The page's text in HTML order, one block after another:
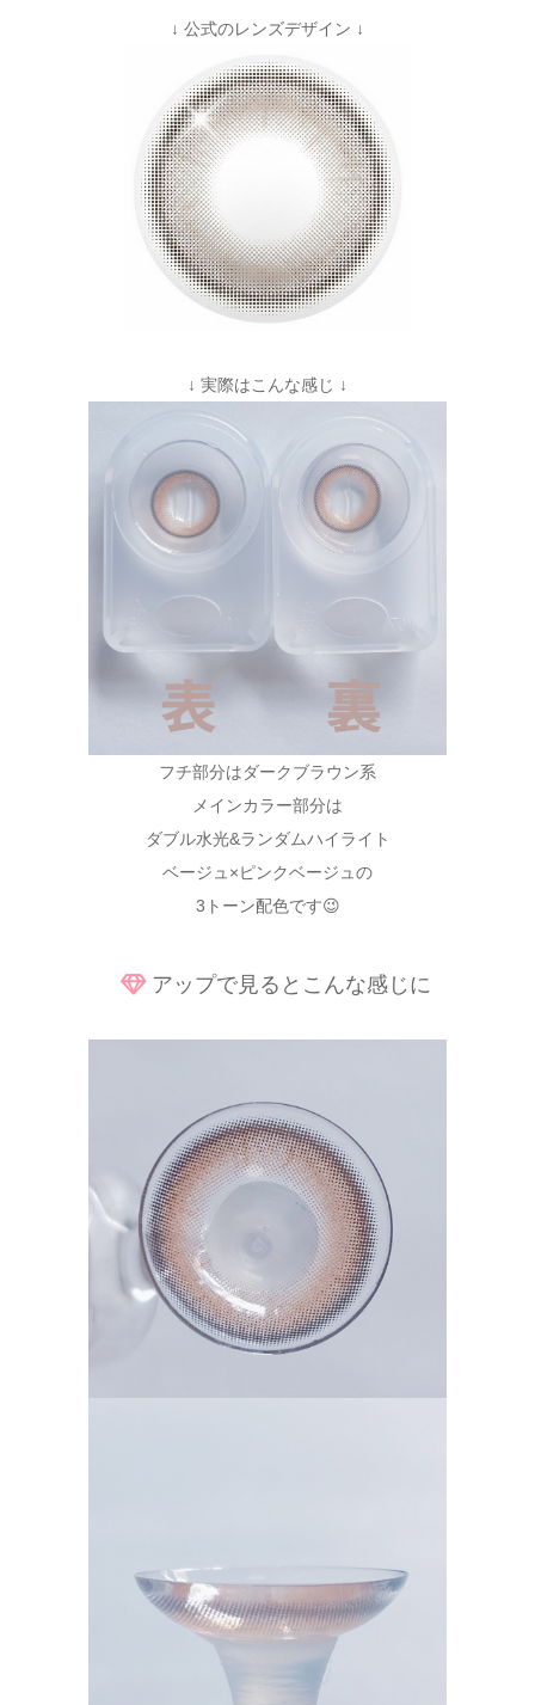
↓ 公式のレンズデザイン ↓
↓ 実際はこんな感じ ↓
フチ部分はダークブラウン系
メインカラー部分は
ダブル水光&ランダムハイライト
ベージュ×ピンクベージュの
3トーン配色です😉
アップで見るとこんな感じに